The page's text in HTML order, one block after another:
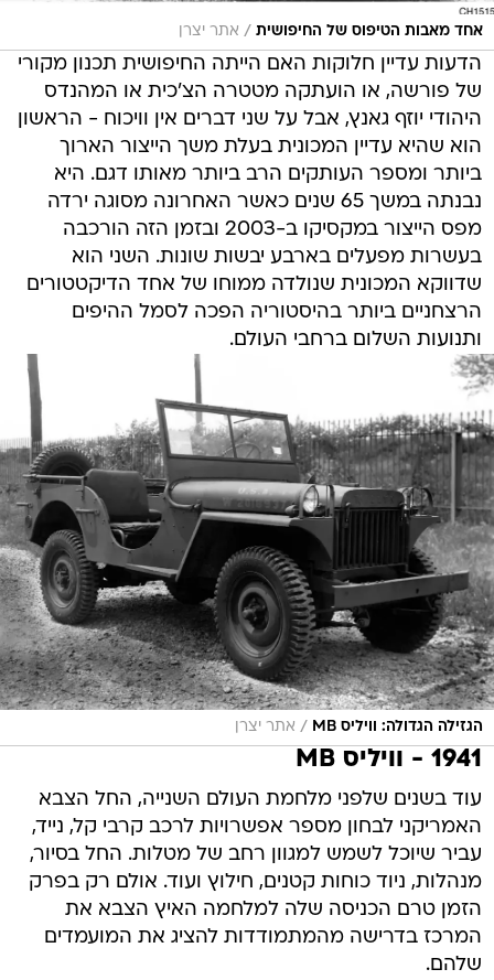
אחד מאבות הטיפוס של החיפושית / אתר יצרן
הדעות עדיין חלוקות האם הייתה החיפושית תכנון מקורי
של פורשה, או הועתקה מטטרה הצ'כית או המהנדס
היהודי יוזף גאנץ, אבל על שני דברים אין וויכוח - הראשון
הוא שהיא עדיין המכונית בעלת משך הייצור הארוך
ביותר ומספר העותקים הרב ביותר מאותו דגם. היא
נבנתה במשך 65 שנים כאשר האחרונה מסוגה ירדה
מפס הייצור במקסיקו ב-2003 ובזמן הזה הורכבה
בעשרות מפעלים בארבע יבשות שונות. השני הוא
שדווקא המכונית שנולדה ממוחו של אחד הדיקטטורים
הרצחניים ביותר בהיסטוריה הפכה לסמל ההיפים
ותנועות השלום ברחבי העולם.
הגזילה הגדולה: וויליס MB / אתר יצרן
1941 - וויליס MB
עוד בשנים שלפני מלחמת העולם השנייה, החל הצבא
האמריקני לבחון מספר אפשרויות לרכב קרבי קל, נייד,
עביר שיוכל לשמש למגוון רחב של מטלות. החל בסיור,
מנהלות, ניוד כוחות קטנים, חילוץ ועוד. אולם רק בפרק
הזמן טרם הכניסה שלה למלחמה האיץ הצבא את
המרכז בדרישה מהמתמודדות להציג את המועמדים
שלהם.